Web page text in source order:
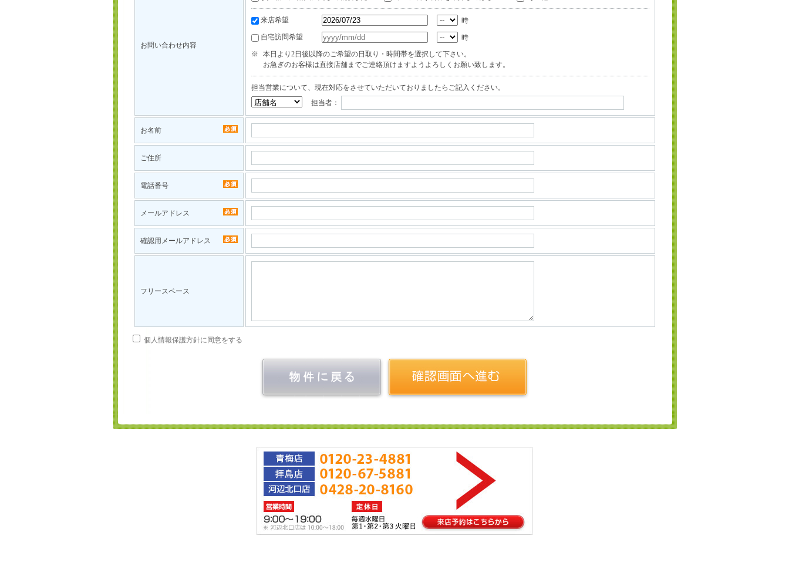
お問い合わせ内容
来店希望
時
自宅訪問希望
時
※
本日より2日後以降のご希望の日取り・時間帯を選択して下さい。
お急ぎのお客様は直接店舗までご連絡頂けますようよろしくお願い致します。
担当営業について、現在対応をさせていただいておりましたらご記入ください。
担当者：
お名前
ご住所
電話番号
メールアドレス
確認用メールアドレス
フリースペース
個人情報保護方針に同意をする